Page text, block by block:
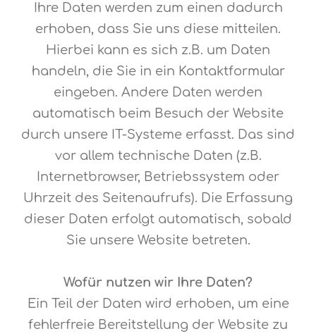
Ihre Daten werden zum einen dadurch
erhoben, dass Sie uns diese mitteilen.
Hierbei kann es sich z.B. um Daten
handeln, die Sie in ein Kontaktformular
eingeben. Andere Daten werden
automatisch beim Besuch der Website
durch unsere IT-Systeme erfasst. Das sind
vor allem technische Daten (z.B.
Internetbrowser, Betriebssystem oder
Uhrzeit des Seitenaufrufs). Die Erfassung
dieser Daten erfolgt automatisch, sobald
Sie unsere Website betreten.
Wofür nutzen wir Ihre Daten?
Ein Teil der Daten wird erhoben, um eine
fehlerfreie Bereitstellung der Website zu